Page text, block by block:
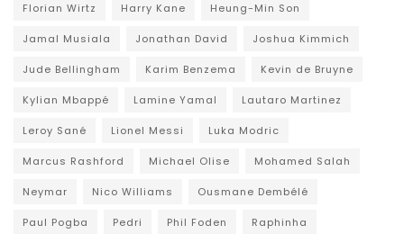
Florian Wirtz Harry Kane Heung-Min Son
Jamal Musiala Jonathan David Joshua Kimmich
Jude Bellingham Karim Benzema Kevin de Bruyne
Kylian Mbappé Lamine Yamal Lautaro Martinez
Leroy Sané Lionel Messi Luka Modric
Marcus Rashford Michael Olise Mohamed Salah
Neymar Nico Williams Ousmane Dembélé
Paul Pogba Pedri Phil Foden Raphinha